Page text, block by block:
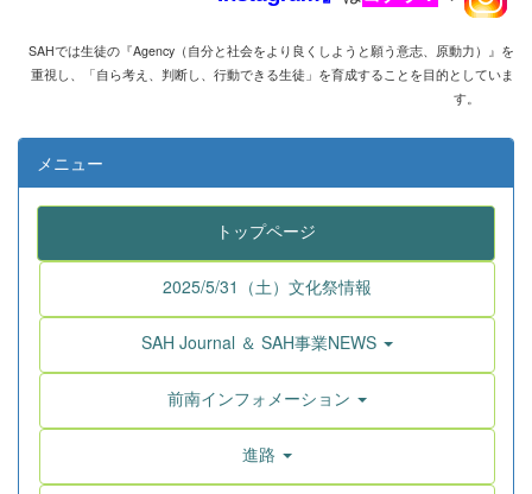
SAHでは生徒の『Agency （自分と社会をより良くしようと願う意志、原動力）』を
重視し、
「自ら考え、判断し、行動できる生徒」を育成することを目的としていま
す。
メニュー
トップページ
2025/5/31（土）文化祭情報
SAH Journal ＆ SAH事業NEWS
前南インフォメーション
進路